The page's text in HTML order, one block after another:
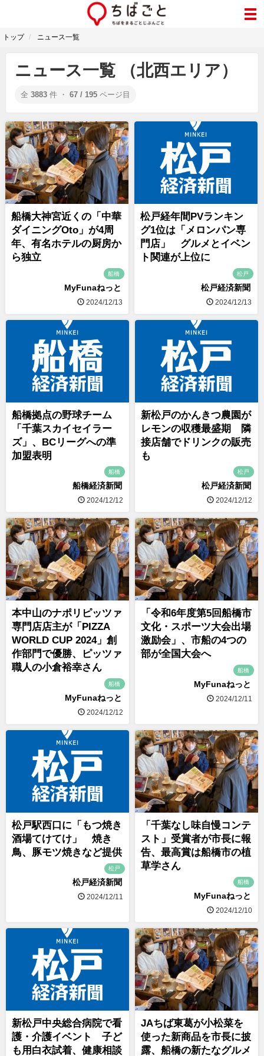
トップ ニュース一覧
ニュース一覧 （北西エリア）
全 3883 件 ・ 67 / 195 ページ目
船橋大神宮近くの「中華
ダイニングOto」が4周
年、有名ホテルの厨房か
ら独立
船橋
MyFunaねっと
2024/12/13
松戸経年間PVランキン
グ1位は「メロンパン専
門店」 グルメとイベン
ト関連が上位に
松戸
松戸経済新聞
2024/12/13
船橋拠点の野球チーム
「千葉スカイセイラー
ズ」、BCリーグへの準
加盟表明
船橋
船橋経済新聞
2024/12/12
新松戸のかんきつ農園が
レモンの収穫最盛期 隣
接店舗でドリンクの販売
も
松戸
松戸経済新聞
2024/12/12
本中山のナポリピッツァ
専門店店主が「PIZZA
WORLD CUP 2024」創
作部門で優勝、ピッツァ
職人の小倉裕幸さん
船橋
MyFunaねっと
2024/12/12
「令和6年度第5回船橋市
文化・スポーツ大会出場
激励会」、市船の4つの
部が全国大会へ
船橋
MyFunaねっと
2024/12/11
松戸駅西口に「もつ焼き
酒場てけてけ」 焼き
鳥、豚モツ焼きなど提供
松戸
松戸経済新聞
2024/12/11
「千葉なし味自慢コンテ
スト」受賞者が市長に報
告、最高賞は船橋市の植
草学さん
船橋
MyFunaねっと
2024/12/10
新松戸中央総合病院で看
護・介護イベント 子ど
も用白衣試着、健康相談
JAちば東葛が小松菜を
使った新商品を市長に披
露、船橋の新たなグルメ